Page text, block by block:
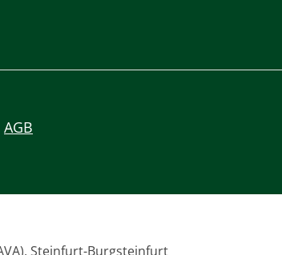
AGB
Steinfurt-Burgsteinfurt